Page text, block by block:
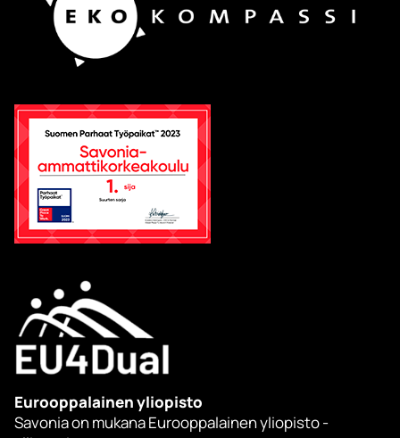
Eurooppalainen yliopisto
Savonia on mukana Eurooppalainen yliopisto -